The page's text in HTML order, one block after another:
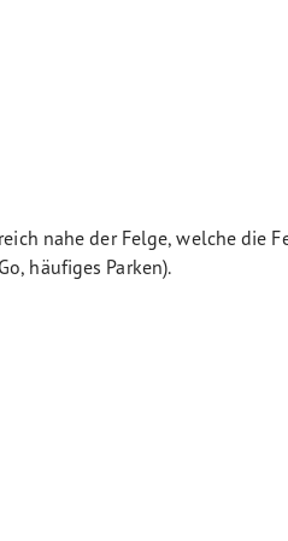
nahe der Felge, welche die
häufiges Parken).